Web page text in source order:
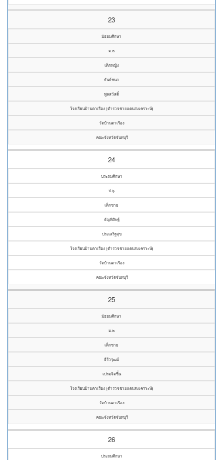
23
มัธยมศึกษา
ม.๒
เด็กหญิง
ธันย์ชนก
พูลสวัสดิ์
โรงเรียนบ้านตาเรือง (ตำรวจชายแดนสงเคราะห์)
วัดบ้านตาเรือง
คณะจังหวัดจันทบุรี
24
ประถมศึกษา
ป.๖
เด็กชาย
ธัญพิสิษฐ์
ประเสริฐสุข
โรงเรียนบ้านตาเรือง (ตำรวจชายแดนสงเคราะห์)
วัดบ้านตาเรือง
คณะจังหวัดจันทบุรี
25
มัธยมศึกษา
ม.๒
เด็กชาย
ธีร์วรุฒม์
เปรมจิตชื่่น
โรงเรียนบ้านตาเรือง (ตำรวจชายแดนสงเคราะห์)
วัดบ้านตาเรือง
คณะจังหวัดจันทบุรี
26
ประถมศึกษา